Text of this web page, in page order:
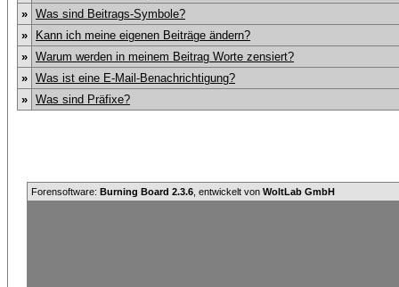
» Was sind Beitrags-Symbole?
»
Kann ich meine eigenen Beiträge ändern?
» Warum werden in meinem Beitrag Worte zensiert?
» Was ist eine E-Mail-Benachrichtigung?
» Was sind Präfixe?
Forensoftware: Burning Board 2.3.6 , entwickelt von WoltLab GmbH